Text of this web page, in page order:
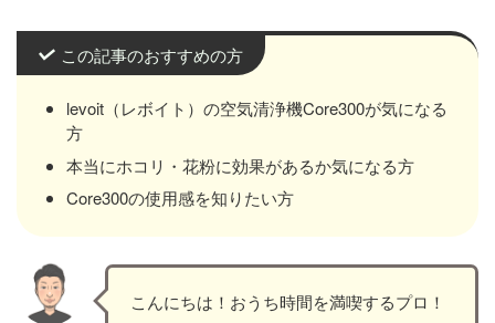
この記事のおすすめの方
levoit（レボイト）の空気清浄機Core300が気になる
方
本当にホコリ・花粉に効果があるか気になる方
Core300の使用感を知りたい方
こんにちは！おうち時間を満喫するプロ！